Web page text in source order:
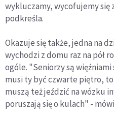
wykluczamy, wycofujemy się
podkreśla.
Okazuje się także, jedna na
wychodzi z domu raz na pół
ogóle. "Seniorzy są
musi ty być czwarte piętro,
muszą też jeździć na wózku
poruszają się o kulach" -